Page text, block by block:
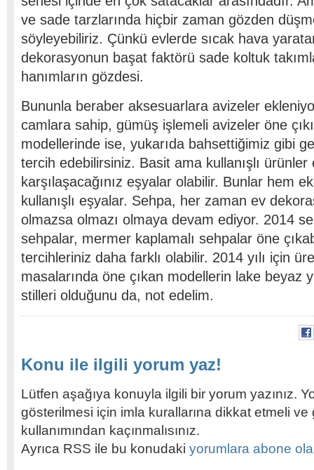
ve sade tarzlarında hiçbir zaman gözden
söyleyebiliriz. Çünkü evlerde sıcak hava
dekorasyonun başat faktörü sade koltuk
hanımların gözdesi.
Bununla beraber aksesuarlara avizeler
camlara sahip, gümüş işlemeli avizeler öne
modellerinde ise, yukarıda bahsettiğimiz gibi
tercih edebilirsiniz. Basit ama kullanışlı
karşılaşacağınız eşyalar olabilir. Bunlar hem
kullanışlı eşyalar. Sehpa, her zaman ev
olmazsa olmazı olmaya devam ediyor. 2014
sehpalar, mermer kaplamalı sehpalar öne
tercihleriniz daha farklı olabilir. 2014 yılı için
masalarında öne çıkan modellerin lake beyaz
stilleri olduğunu da, not edelim.
Konu ile ilgili yorum yaz!
Lütfen aşağıya konuyla ilgili bir yorum yazınız.
gösterilmesi için imla kurallarına dikkat etmeli
kullanımından kaçınmalısınız.
Ayrıca RSS ile bu konudaki yorumlara abone